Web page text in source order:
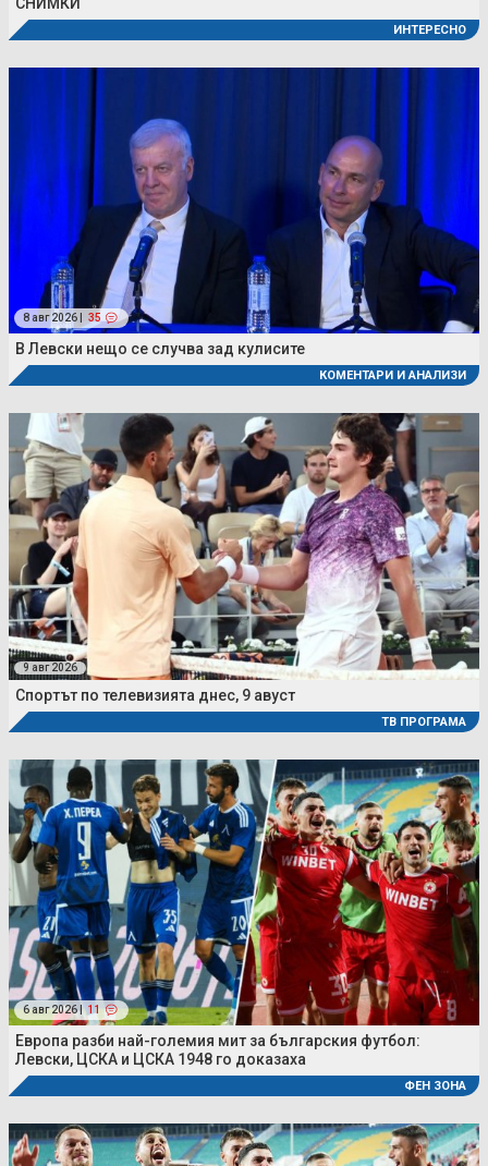
ИНТЕРЕСНО
8 авг 2026 | 35
В Левски нещо се случва зад кулисите
КОМЕНТАРИ И АНАЛИЗИ
9 авг 2026
Спортът по телевизията днес, 9 авуст
ТВ ПРОГРАМА
6 авг 2026 | 11
Европа разби най-големия мит за българския футбол:
Левски, ЦСКА и ЦСКА 1948 го доказаха
ФЕН ЗОНА